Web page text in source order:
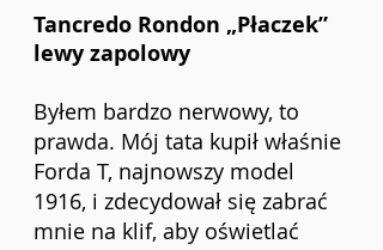
Tancredo Rondon „Płaczek”
lewy zapolowy
Byłem bardzo nerwowy, to
prawda. Mój tata kupił właśnie
Forda T, najnowszy model
1916, i zdecydował się zabrać
mnie na klif, aby oświetlać